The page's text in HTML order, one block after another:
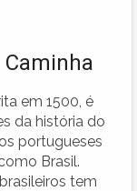
em 1500, é
da história do
portugueses
Brasil.
tem